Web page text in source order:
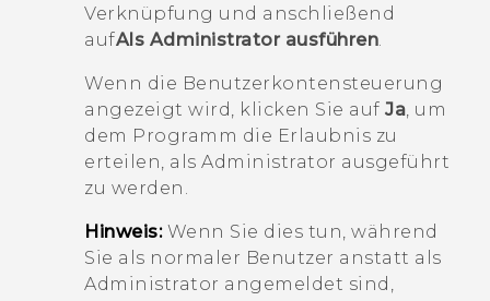
Verknüpfung und anschließend
aufAls Administrator ausführen.
Wenn die Benutzerkontensteuerung
angezeigt wird, klicken Sie auf Ja, um
dem Programm die Erlaubnis zu
erteilen, als Administrator ausgeführt
zu werden.
Hinweis:Wenn Sie dies tun, während
Sie als normaler Benutzer anstatt als
Administrator angemeldet sind,